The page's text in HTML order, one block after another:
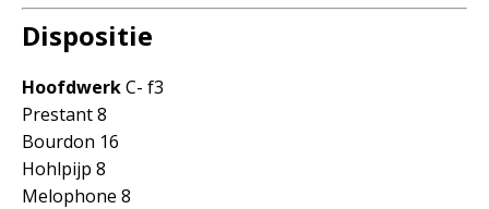
Dispositie
HoofdwerkC- f3
Prestant 8
Bourdon 16
Hohlpijp 8
Melophone 8